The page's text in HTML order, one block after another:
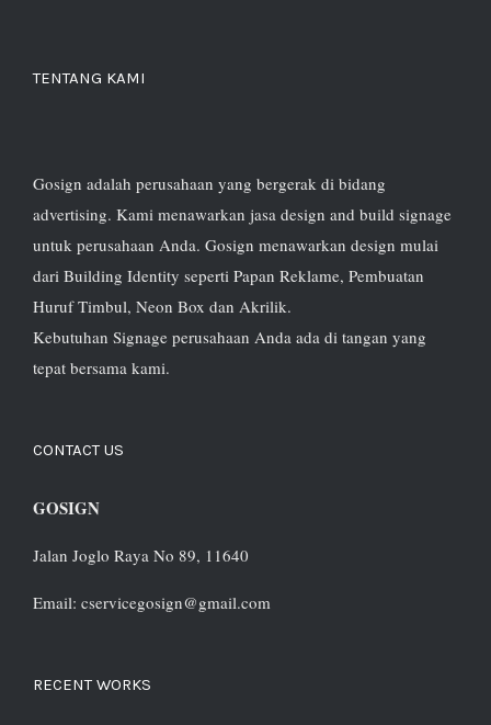
TENTANG KAMI
Gosign adalah perusahaan yang bergerak di bidang
advertising. Kami menawarkan jasa design and build signage
untuk perusahaan Anda. Gosign menawarkan design mulai
dari Building Identity seperti Papan Reklame, Pembuatan
Huruf Timbul, Neon Box dan Akrilik.
Kebutuhan Signage perusahaan Anda ada di tangan yang
tepat bersama kami.
CONTACT US
GOSIGN
Jalan Joglo Raya No 89, 11640
Email: cservicegosign@gmail.com
RECENT WORKS